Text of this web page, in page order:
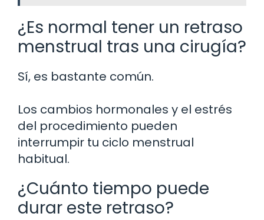
¿Es normal tener un retraso
menstrual tras una cirugía?
Sí, es bastante común.
Los cambios hormonales y el estrés
del procedimiento pueden
interrumpir tu ciclo menstrual
habitual.
¿Cuánto tiempo puede
durar este retraso?